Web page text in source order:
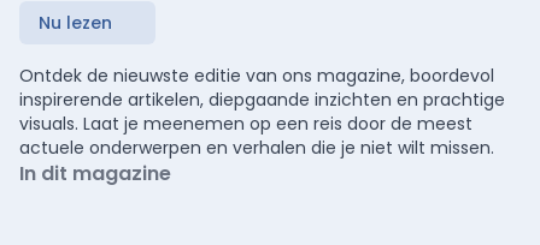
Nu lezen
Ontdek de nieuwste editie van ons magazine, boordevol
inspirerende artikelen, diepgaande inzichten en prachtige
visuals. Laat je meenemen op een reis door de meest
actuele onderwerpen en verhalen die je niet wilt missen.
In dit magazine